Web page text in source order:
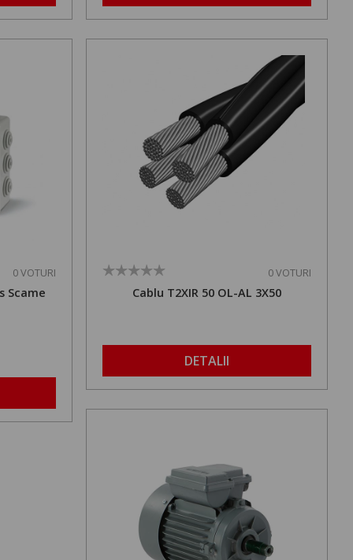
0 VOTURI
Scame
0 VOTURI
Cablu T2XIR 50 OL-AL 3X50
DETALII